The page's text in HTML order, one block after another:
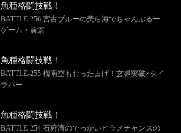
魚種格闘技戦！
BATTLE-256 宮古ブルーの美ら海でちゃんぷるー
ゲーム・前篇
魚種格闘技戦！
BATTLE-255 梅雨空もおったまげ！玄界突破×タイ
ラバー
魚種格闘技戦！
BATTLE-254 石狩湾のでっかいヒラメチャンスの